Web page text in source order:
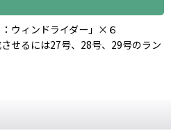
ウィンドライダー」×６
せるには27号、28号、29号のラン